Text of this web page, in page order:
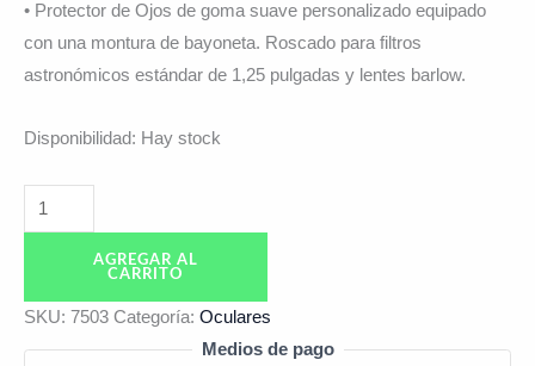
• Protector de Ojos de goma suave personalizado equipado
con una montura de bayoneta. Roscado para filtros
astronómicos estándar de 1,25 pulgadas y lentes barlow.
Disponibilidad: Hay stock
AGREGAR AL
CARRITO
SKU: 7503 Categoría: Oculares
Medios de pago